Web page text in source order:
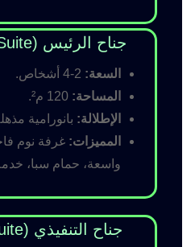
جناح الرئيس (Presidential Suite)
السعة:
المساحة:
الإطلالة: بانورامية
المميزات: غرفة نوم
واسعة، حمام سبا،
جناح التنفيذي (Executive Suite)